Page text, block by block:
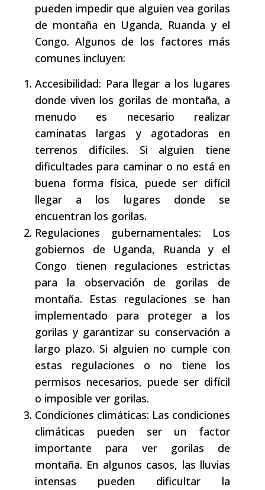
pueden impedir que alguien vea gorilas
de montaña en Uganda, Ruanda y el
Congo. Algunos de los factores más
comunes incluyen:
Accesibilidad: Para llegar a los lugares
donde viven los gorilas de montaña, a
menudo es necesario realizar
caminatas largas y agotadoras en
terrenos difíciles. Si alguien tiene
dificultades para caminar o no está en
buena forma física, puede ser difícil
llegar a los lugares donde se
encuentran los gorilas.
Regulaciones gubernamentales: Los
gobiernos de Uganda, Ruanda y el
Congo tienen regulaciones estrictas
para la observación de gorilas de
montaña. Estas regulaciones se han
implementado para proteger a los
gorilas y garantizar su conservación a
largo plazo. Si alguien no cumple con
estas regulaciones o no tiene los
permisos necesarios, puede ser difícil
o imposible ver gorilas.
Condiciones climáticas: Las condiciones
climáticas pueden ser un factor
importante para ver gorilas de
montaña. En algunos casos, las lluvias
intensas pueden dificultar la